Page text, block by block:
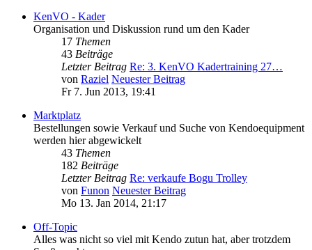
KenVO - Kader
Organisation und Diskussion rund um den Kader
17 Themen
43 Beiträge
Letzter Beitrag Re: 3. KenVO Kadertraining 27…
von Raziel Neuester Beitrag
Fr 7. Jun 2013, 19:41
Marktplatz
Bestellungen sowie Verkauf und Suche von Kendoequipment
werden hier abgewickelt
43 Themen
182 Beiträge
Letzter Beitrag Re: verkaufe Bogu Trolley
von Funon Neuester Beitrag
Mo 13. Jan 2014, 21:17
Off-Topic
Alles was nicht so viel mit Kendo zutun hat, aber trotzdem